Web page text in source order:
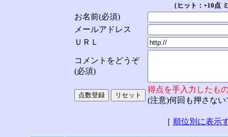
（ヒット：+10点
お名前(必須)
メールアドレス
ＵＲＬ
コメントをどうぞ
(必須)
得点を手入力したも
(注意)何回も押さな
［ 順位別に表示